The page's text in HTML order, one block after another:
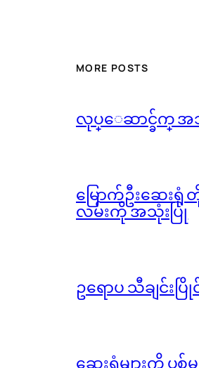
MORE POSTS
လုပ္ေဆာင္ခ်က္ အသစ္
မြောက်ဦးဆေး
လမ်းကို အသုံးပြု
ဥရောပ သီချင်း
ဆေးရုံများကို